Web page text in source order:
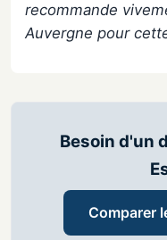
recommande
Auvergne pour
Besoin d'un
Comparer